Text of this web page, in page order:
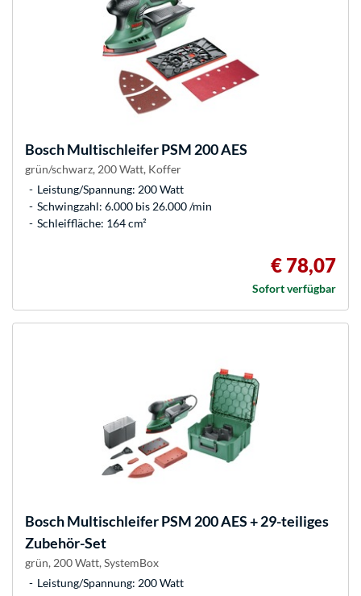
BoschMultischleifer PSM 200 AES
grün/schwarz, 200 Watt, Koffer
Leistung/Spannung: 200 Watt
Schwingzahl: 6.000 bis 26.000 /min
Schleiffläche: 164 cm²
€ 78,07
Sofort verfügbar
BoschMultischleifer PSM 200 AES + 29-teiliges
Zubehör-Set
grün, 200 Watt, SystemBox
Leistung/Spannung: 200 Watt